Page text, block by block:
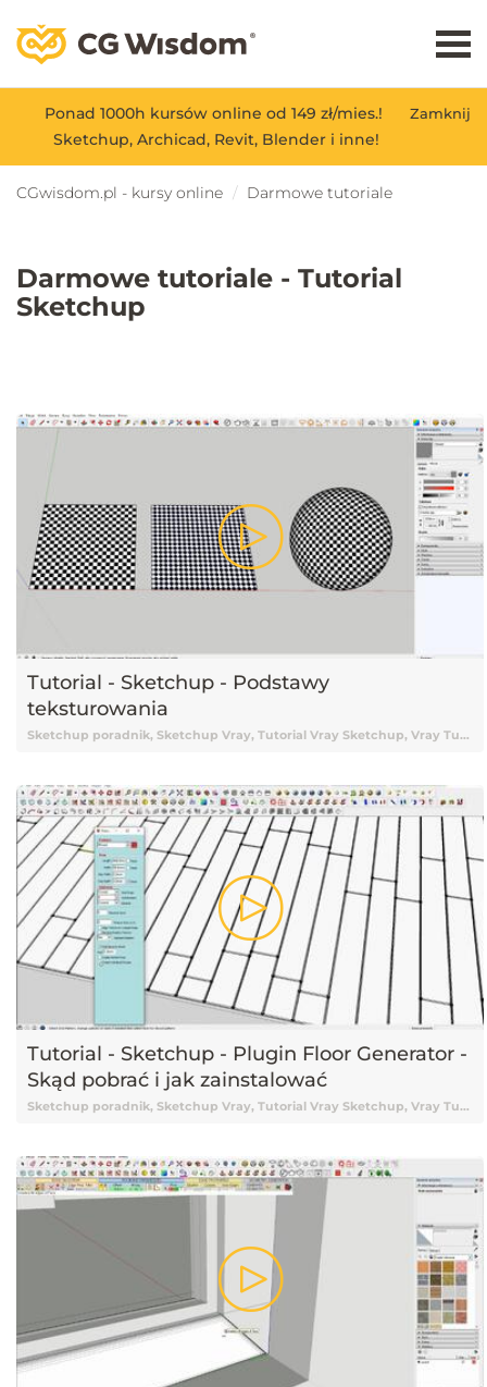
Zamknij
Ponad 1000h kursów online od 149 zł/mies.!
Sketchup, Archicad, Revit, Blender i inne!
CGwisdom.pl - kursy online Darmowe tutoriale
Darmowe tutoriale - Tutorial
Sketchup
Tutorial - Sketchup - Podstawy
teksturowania
Sketchup poradnik, Sketchup Vray, Tutorial Vray Sketchup, Vray Tutorial, Vray, Vray Sketchup tutorial, Vray Tutorial Sketchup, Renderowanie Vray, Sketchup 2015, Tutorial Sketchup, Sketchup Tutorial, Tutorial Sketchup Vray, Tutorial online Sketchup, Tutorial Sketchup online, Nauka Sketchup, Sketchup Nauka, Sketchup od podstaw, Podstawy Sketchup, Sketchup podstawy, Darmowy kurs Sketchup, Sketchup tutorial Vray, Tutorial, Tutoriale, Darmowy tutorial, Tutorial Sketchup po polsku, Tutorial Sketchup pl, Sketchup tutorial polski, Sketchup tutorial po polsku, Sketchup tutorial pl, Tutorial Sketchup polski, Teksturowanie, Sketchup teksturowanie, Teksturowanie w Sketchupie, Podstawy teksturowania
Tutorial - Sketchup - Plugin Floor Generator -
Skąd pobrać i jak zainstalować
Sketchup poradnik, Sketchup Vray, Tutorial Vray Sketchup, Vray Tutorial, Vray, Vray Sketchup tutorial, Vray Tutorial Sketchup, Renderowanie Vray, Sketchup 2015, Tutorial Sketchup, Sketchup Tutorial, Tutorial Sketchup Vray, Tutorial online Sketchup, Tutorial Sketchup online, Nauka Sketchup, Sketchup Nauka, Sketchup od podstaw, Podstawy Sketchup, Darmowy kurs Sketchup, Tutorial, Tutoriale, Darmowy tutorial, Tutorial Sketchup po polsku, Tutorial Sketchup pl, Sketchup tutorial polski, Sketchup tutorial po polsku, Sketchup tutorial pl, Tutorial Sketchup polski, Wtyczka sketchup, Wtyczki Sketchup, Plugin Sketchup, Sketchup Plugin, Rozszerzenie Sketchup, Floor Generator, Floor Generator Sketchup, Sketchup Floor Generator, Skąd pobrać Floor Generator, Jak zainstalować Floor Generator